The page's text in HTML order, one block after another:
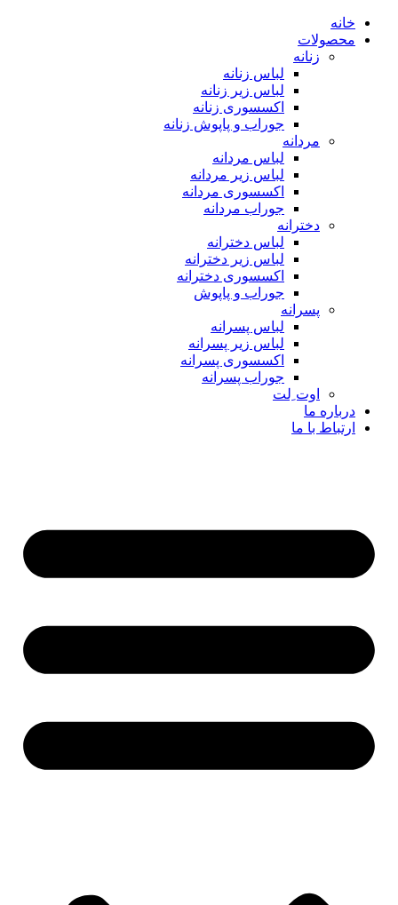
خانه
محصولات
زنانه
لباس زنانه
لباس زیر زنانه
اکسسوری زنانه
جوراب و پاپوش زنانه
مردانه
لباس مردانه
لباس زیر مردانه
اکسسوری مردانه
جوراب مردانه
دخترانه
لباس دخترانه
لباس زیر دخترانه
اکسسوری دخترانه
جوراب و پاپوش
پسرانه
لباس پسرانه
لباس زیر پسرانه
اکسسوری پسرانه
جوراب پسرانه
اوت ِلت
درباره ما
ارتباط با ما